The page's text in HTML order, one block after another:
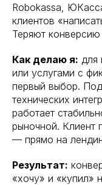
Robokassa,
клиентов
Теряют
Как делаю я: для
или услугами с
первый выбор.
технических
работает
рыночной. Клиент
— прямо на
Результат:
«хочу» и «купил»